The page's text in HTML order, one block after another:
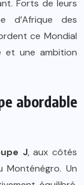
Forts de leurs
d’Afrique des
ce Mondial
et une ambition
abordable
J, aux côtés
Monténégro. Un